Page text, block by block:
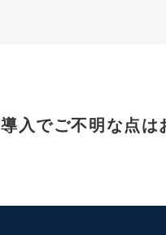
導入でご不明な点は